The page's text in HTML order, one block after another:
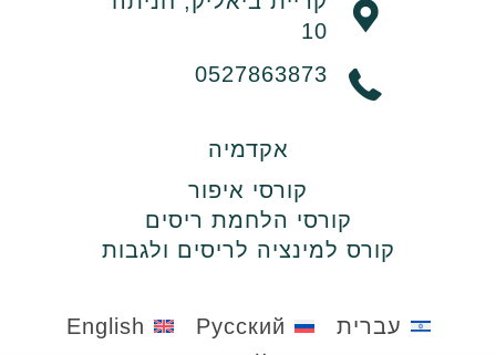
10
0527863873
אקדמיה
קורסי איפור
קורסי הלחמת ריסים
קורס למינציה לריסים ולגבות
עברית Русский
English